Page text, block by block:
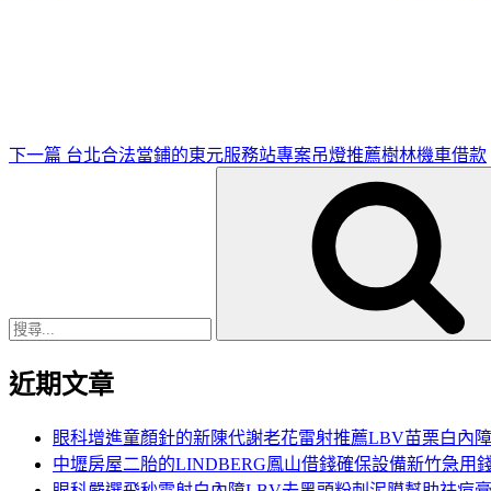
下一篇 台北合法當鋪的東元服務站專案吊燈推薦樹林機車借款
近期文章
眼科增進童顏針的新陳代謝老花雷射推薦LBV苗栗白內障
中壢房屋二胎的LINDBERG鳳山借錢確保設備新竹急用